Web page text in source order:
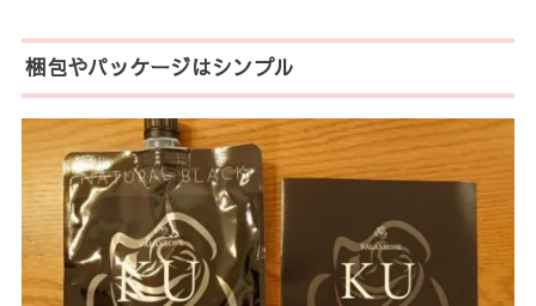
梱包やパッケージはシンプル